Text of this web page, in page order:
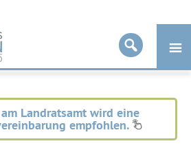
Landratsamt wird eine
empfohlen.